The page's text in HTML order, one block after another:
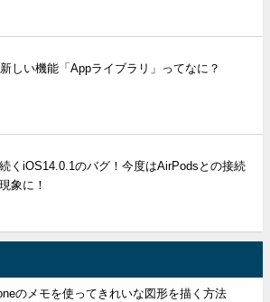
しい機能「Appライブラリ」ってなに？
くiOS14.0.1のバグ！今度はAirPodsとの接続
象に！
のメモを使ってきれいな図形を描く方法